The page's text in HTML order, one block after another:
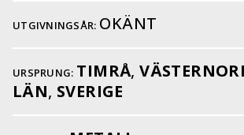
UTGIVNINGSÅR: OKÄNT
URSPRUNG: TIMRÅ,
LÄN, SVERIGE